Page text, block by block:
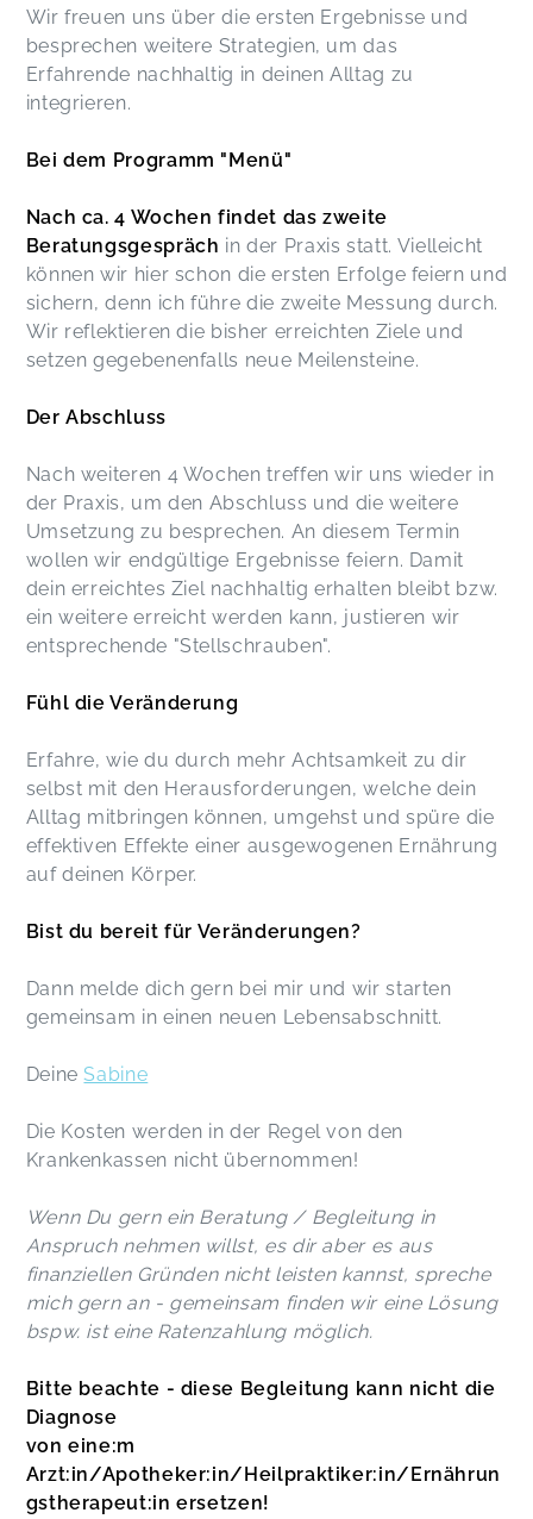
Wir freuen uns über die ersten Ergebnisse und
besprechen weitere Strategien, um das
Erfahrende nachhaltig in deinen Alltag zu
integrieren.
Bei dem Programm "Menü"
Nach ca. 4 Wochen findet das zweite
Beratungsgespräch in der Praxis statt. Vielleicht
können wir hier schon die ersten Erfolge feiern und
sichern, denn ich führe die zweite Messung durch.
Wir reflektieren die bisher erreichten Ziele und
setzen gegebenenfalls neue Meilensteine.
Der Abschluss
Nach weiteren 4 Wochen treffen wir uns wieder in
der Praxis, um den Abschluss und die weitere
Umsetzung zu besprechen. An diesem Termin
wollen wir endgültige Ergebnisse feiern. Damit
dein erreichtes Ziel nachhaltig erhalten bleibt bzw.
ein weitere erreicht werden kann, justieren wir
entsprechende "Stellschrauben".
Fühl die Veränderung
Erfahre, wie du durch mehr Achtsamkeit zu dir
selbst mit den Herausforderungen, welche dein
Alltag mitbringen können, umgehst und spüre die
effektiven Effekte einer ausgewogenen Ernährung
auf deinen Körper.
Bist du bereit für Veränderungen?
Dann melde dich gern bei mir und wir starten
gemeinsam in einen neuen Lebensabschnitt.
DeineSabine
Die Kosten werden in der Regel von den
Krankenkassen nicht übernommen!
Wenn Du gern ein Beratung / Begleitung in
Anspruch nehmen willst, es dir aber es aus
finanziellen Gründen nicht leisten kannst, spreche
mich gern an - gemeinsam finden wir eine Lösung
bspw. ist eine Ratenzahlung möglich.
Bitte beachte - diese Begleitung kann nicht die
Diagnose
von eine:m
Arzt:in/Apotheker:in/Heilpraktiker:in/Ernährun
gstherapeut:in ersetzen!